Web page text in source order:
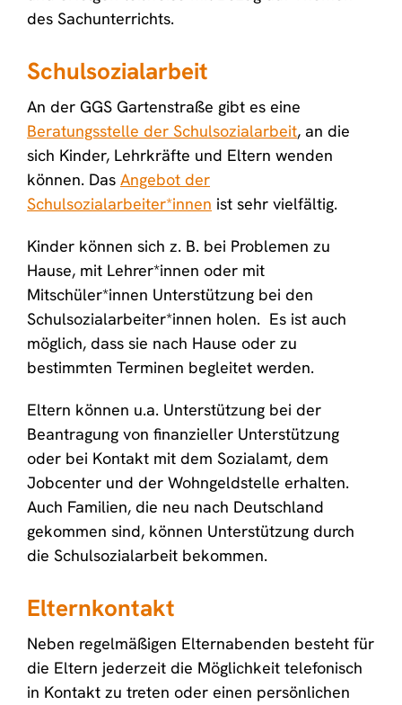
des Sachunterrichts.
Schulsozialarbeit
An der GGS Gartenstraße gibt es eine
Beratungsstelle der Schulsozialarbeit, an die
sich Kinder, Lehrkräfte und Eltern wenden
können. Das Angebot der
Schulsozialarbeiter*innen ist sehr vielfältig.
Kinder können sich z. B. bei Problemen zu
Hause, mit Lehrer*innen oder mit
Mitschüler*innen Unterstützung bei den
Schulsozialarbeiter*innen holen. Es ist auch
möglich, dass sie nach Hause oder zu
bestimmten Terminen begleitet werden.
Eltern können u.a. Unterstützung bei der
Beantragung von finanzieller Unterstützung
oder bei Kontakt mit dem Sozialamt, dem
Jobcenter und der Wohngeldstelle erhalten.
Auch Familien, die neu nach Deutschland
gekommen sind, können Unterstützung durch
die Schulsozialarbeit bekommen.
Elternkontakt
Neben regelmäßigen Elternabenden besteht für
die Eltern jederzeit die Möglichkeit telefonisch
in Kontakt zu treten oder einen persönlichen